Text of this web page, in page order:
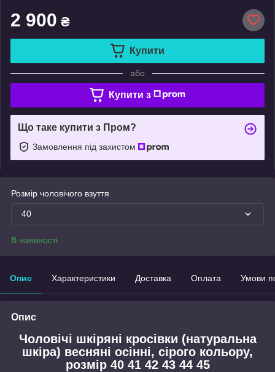
2 900 ₴
Купити
або
Купити з
Що таке купити з Пром?
Замовлення під захистом
Розмір чоловічого взуття
40
В наявності
Опис Характеристики Доставка Оплата Умови
Опис
Чоловічі шкіряні кросівки (натуральна
шкіра) весняні осінні, сірого кольору,
розмір 40 41 42 43 44 45